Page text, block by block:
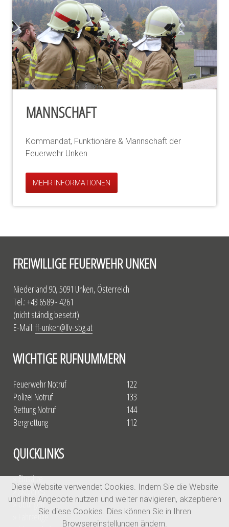
MANNSCHAFT
Kommandat, Funktionäre & Mannschaft der
Feuerwehr Unken
MEHR INFORMATIONEN
FREIWILLIGE FEUERWEHR UNKEN
Niederland 90, 5091 Unken, Österreich
Tel.: +43 6589 - 4261
(nicht ständig besetzt)
E-Mail:ff-unken@lfv-sbg.at
WICHTIGE RUFNUMMERN
Feuerwehr Notruf
Polizei Notruf
Rettung Notruf
Bergrettung
122
133
144
112
QUICKLINKS
» Einsätze
» Aktuelles
» Übungen
» Fahrzeuge
Diese Website verwendet Cookies. Indem Sie die Website
und ihre Angebote nutzen und weiter navigieren, akzeptieren
Sie diese Cookies. Dies können Sie in Ihren
Browsereinstellungen ändern.